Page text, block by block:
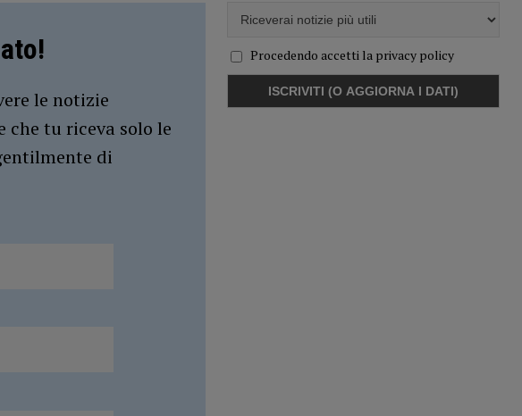
le notizie
tu riceva solo le
di
Procedendo accetti la privacy policy